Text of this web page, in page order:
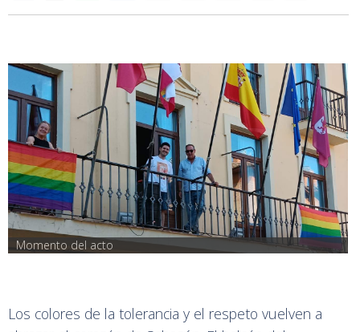
Momento del acto
Los colores de la tolerancia y el respeto vuelven a